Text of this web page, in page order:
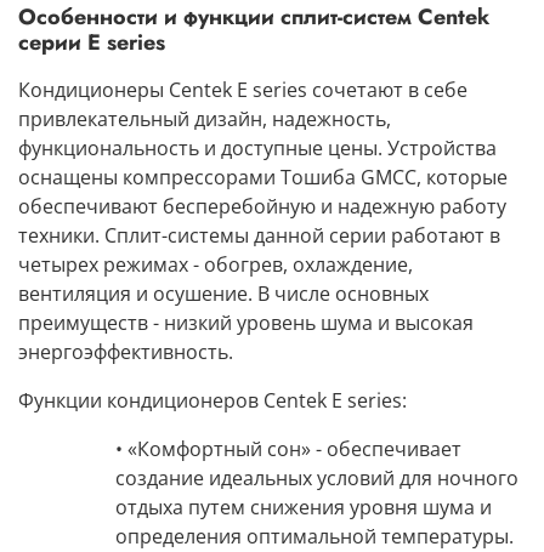
Особенности и функции сплит-систем Centek
серии E series
Кондиционеры Centek E series сочетают в себе
привлекательный дизайн, надежность,
функциональность и доступные цены. Устройства
оснащены компрессорами Тошиба GMCC, которые
обеспечивают бесперебойную и надежную работу
техники. Сплит-системы данной серии работают в
четырех режимах - обогрев, охлаждение,
вентиляция и осушение. В числе основных
преимуществ - низкий уровень шума и высокая
энергоэффективность.
Функции кондиционеров Centek E series:
• «Комфортный сон» - обеспечивает
создание идеальных условий для ночного
отдыха путем снижения уровня шума и
определения оптимальной температуры.